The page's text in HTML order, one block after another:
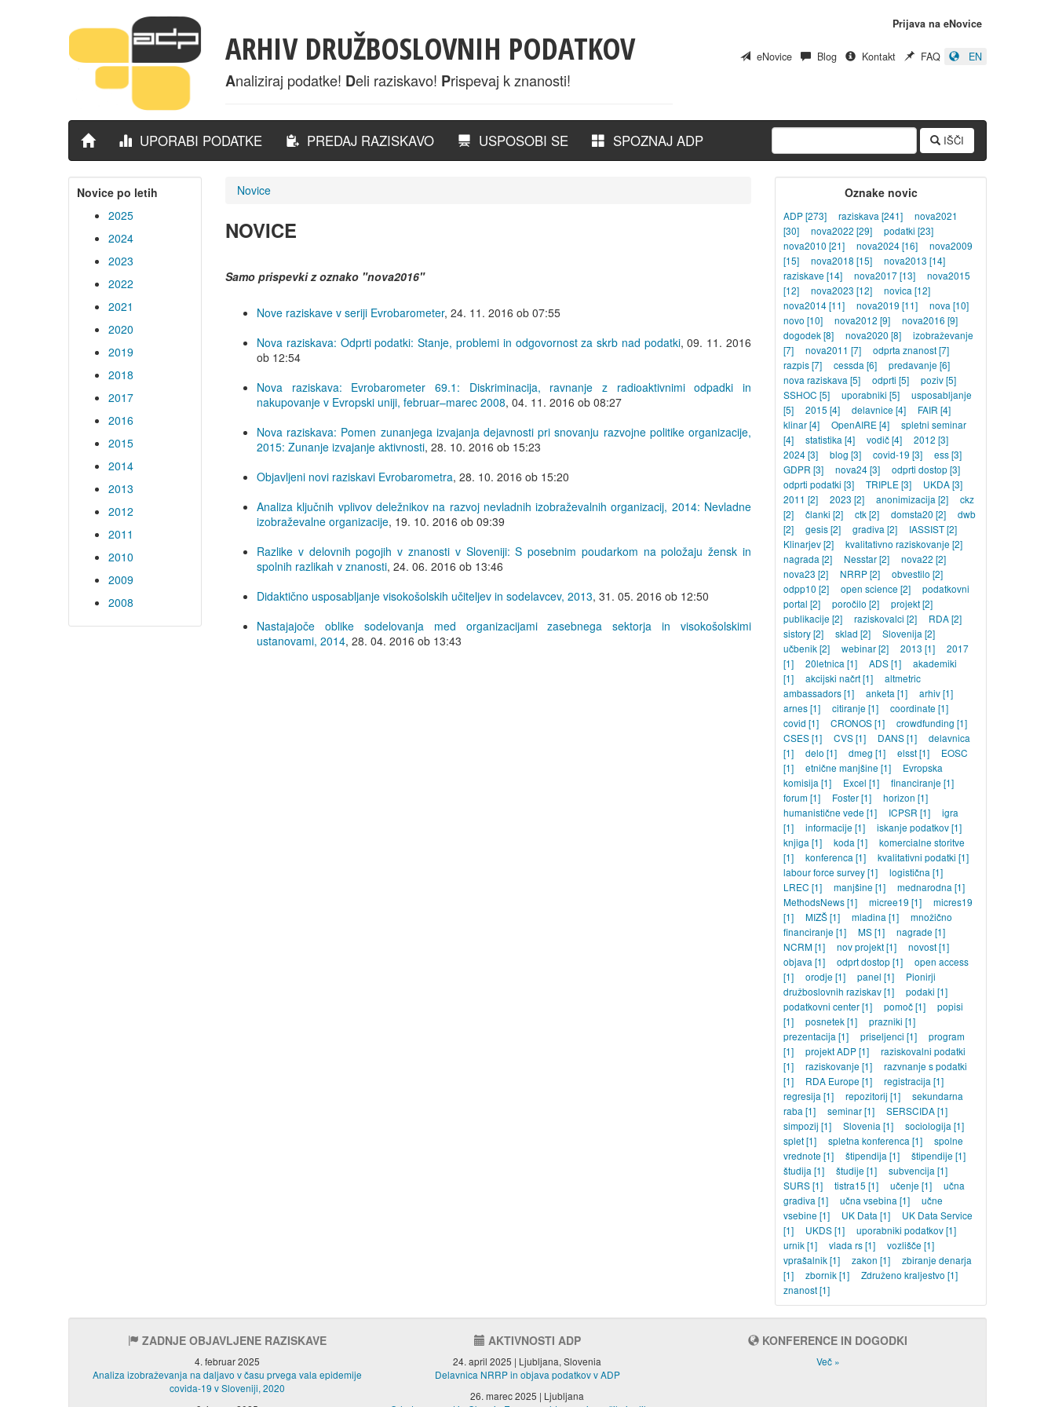
ARHIV DRUŽBOSLOVNIH PODATKOV
Analiziraj podatke! Deli raziskavo! Prispevaj k znanosti!
Prijava na eNovice
eNovice Blog Kontakt FAQ EN
UPORABI PODATKE PREDAJ RAZISKAVO USPOSOBI SE SPOZNAJ ADP IŠČI
Novice po letih
2025
2024
2023
2022
2021
2020
2019
2018
2017
2016
2015
2014
2013
2012
2011
2010
2009
2008
Novice
NOVICE
Samo prispevki z oznako "nova2016"
Nove raziskave v seriji Evrobarometer, 24. 11. 2016 ob 07:55
Nova raziskava: Odprti podatki: Stanje, problemi in odgovornost za skrb nad podatki,09. 11. 2016
ob 12:54
Nova raziskava: Evrobarometer 69.1: Diskriminacija, ravnanje z radioaktivnimi odpadki in
nakupovanje v Evropski uniji, februar–marec 2008, 04. 11. 2016 ob 08:27
Nova raziskava: Pomen zunanjega izvajanja dejavnosti pri snovanju razvojne politike organizacije,
2015: Zunanje izvajanje aktivnosti, 28. 10. 2016 ob 15:23
Objavljeni novi raziskavi Evrobarometra, 28. 10. 2016 ob 15:20
Analiza ključnih vplivov deležnikov na razvoj nevladnih izobraževalnih organizacij, 2014: Nevladne
izobraževalne organizacije, 19. 10. 2016 ob 09:39
Razlike v delovnih pogojih v znanosti v Sloveniji: S posebnim poudarkom na položaju žensk in
spolnih razlikah v znanosti, 24. 06. 2016 ob 13:46
Didaktično usposabljanje visokošolskih učiteljev in sodelavcev, 2013, 31. 05. 2016 ob 12:50
Nastajajoče oblike sodelovanja med organizacijami zasebnega sektorja in visokošolskimi
ustanovami, 2014, 28. 04. 2016 ob 13:43
Oznake novic
ADP[273] raziskava [241]
nova2021
[30]
nova2022 [29] podatki [23]
nova2010 [21] nova2024[16]
nova2009
[15]
nova2018 [15] nova2013 [14]
raziskave [14] nova2017[13]
nova2015
[12]
nova2023 [12] novica [12]
nova2014[11] nova2019 [11] nova [10]
novo [10] nova2012 [9] nova2016 [9]
dogodek[8] nova2020 [8]
izobraževanje
[7]
nova2011 [7] odprta znanost[7]
razpis[7] cessda [6] predavanje [6]
nova raziskava [5] odprti [5] poziv[5]
SSHOC [5] uporabniki [5]
usposabljanje
[5]
2015 [4] delavnice [4] FAIR [4]
klinar[4] OpenAIRE [4]
spletni seminar
[4]
statistika [4] vodič[4] 2012 [3]
2024[3] blog [3] covid-19 [3] ess[3]
GDPR [3] nova24[3] odprti dostop[3]
odprti podatki [3] TRIPLE [3] UKDA[3]
2011 [2] 2023 [2] anonimizacija [2]
ckz
[2]
članki [2] ctk[2] domsta20 [2]
dwb
[2]
gesis[2] gradiva [2] IASSIST[2]
Klinarjev[2] kvalitativno raziskovanje [2]
nagrada [2] Nesstar[2] nova22 [2]
nova23 [2] NRRP[2] obvestilo [2]
odpp10 [2] open science [2]
podatkovni
portal [2] poročilo [2] projekt[2]
publikacije [2] raziskovalci [2] RDA[2]
sistory[2] sklad [2] Slovenija [2]
učbenik[2] webinar[2] 2013 [1]
2017
[1]
20letnica [1] ADS[1]
akademiki
[1]
akcijski načrt[1]
altmetric
ambassadors[1] anketa [1] arhiv[1]
arnes[1] citiranje [1] coordinate [1]
covid [1] CRONOS[1] crowdfunding [1]
CSES[1] CVS[1] DANS[1]
delavnica
[1]
delo [1] dmeg [1] elsst[1]
EOSC
[1]
etnične manjšine [1]
Evropska
komisija [1] Excel [1] financiranje [1]
forum [1] Foster[1] horizon [1]
humanistične vede [1] ICPSR [1]
igra
[1]
informacije [1] iskanje podatkov[1]
knjiga [1] koda [1]
komercialne storitve
[1]
konferenca [1] kvalitativni podatki [1]
labour force survey[1] logistična [1]
LREC [1] manjšine [1] mednarodna [1]
MethodsNews[1] micree19 [1]
micres19
[1]
MIZŠ[1] mladina [1]
množično
financiranje [1] MS[1] nagrade [1]
NCRM [1] nov projekt[1] novost[1]
objava [1] odprt dostop[1]
open access
[1]
orodje [1] panel [1]
Pionirji
družboslovnih raziskav[1] podaki [1]
podatkovni center[1] pomoč[1]
popisi
[1]
posnetek[1] prazniki [1]
prezentacija [1] priseljenci [1]
program
[1]
projekt ADP[1]
raziskovalni podatki
[1]
raziskovanje [1]
razvnanje s podatki
[1]
RDA Europe [1] registracija [1]
regresija [1] repozitorij [1]
sekundarna
raba [1] seminar[1] SERSCIDA[1]
simpozij [1] Slovenia [1] sociologija [1]
splet[1] spletna konferenca [1]
spolne
vrednote [1] štipendija [1] štipendije [1]
študija [1] študije [1] subvencija [1]
SURS[1] tistra15 [1] učenje [1]
učna
gradiva [1] učna vsebina [1]
učne
vsebine [1] UK Data [1]
UK Data Service
[1]
UKDS[1] uporabniki podatkov[1]
urnik[1] vlada rs[1] vozlišče [1]
vprašalnik[1] zakon [1]
zbiranje denarja
[1]
zbornik[1] Združeno kraljestvo [1]
znanost[1]
ZADNJE OBJAVLJENE RAZISKAVE
4. februar 2025
Analiza izobraževanja na daljavo v času prvega vala epidemije
covida-19 v Sloveniji, 2020
AKTIVNOSTI ADP
24. april 2025 | Ljubljana, Slovenia
Delavnica NRRP in objava podatkov v ADP
26. marec 2025 | Ljubljana
KONFERENCE IN DOGODKI
Več »